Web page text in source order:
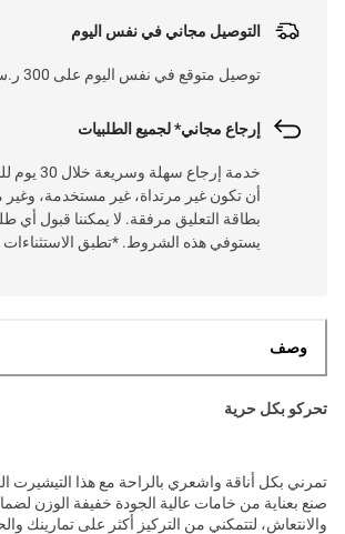
التوصيل مجاني في نفس اليوم
توصيل متوقع في نفس اليوم على 300 ر.س
إرجاع مجاني* لجميع الطلبيات
خدمة إرجاع
أن تكون غير مرتداة، غير مستخدمة، وغير
بطاقة التعليق مرفقة. لا يمكننا قبول أي
يستوفي هذه الشروط. *تطبق الاستثناءات
وصف
تحركو بكل حرية
تمرني بكل أناقة واشعري بالراحة مع هذا التيشيرت
صنع بعناية من خامات عالية الجودة خفيفة الوزن
والانتعاش، لتتمكني من التركيز أكثر على تمارينك